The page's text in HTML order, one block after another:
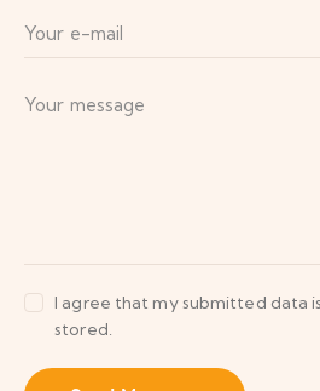
I agree that my submitted data
stored.